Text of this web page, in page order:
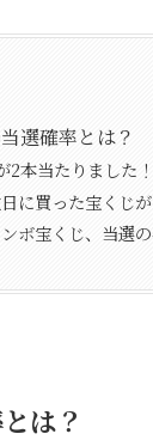
選確率とは？
2本当たりました！
に買った宝くじ
ボ宝くじ、当選
は？